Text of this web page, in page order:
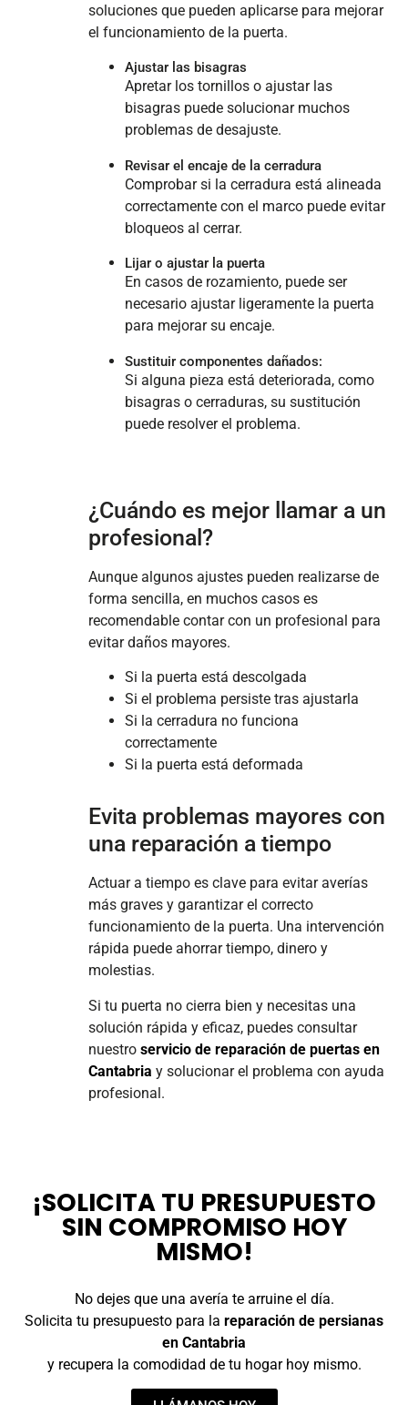
soluciones que pueden aplicarse para mejorar
el funcionamiento de la puerta.
Ajustar las bisagras
Apretar los tornillos o ajustar las
bisagras puede solucionar muchos
problemas de desajuste.
Revisar el encaje de la cerradura
Comprobar si la cerradura está alineada
correctamente con el marco puede evitar
bloqueos al cerrar.
Lijar o ajustar la puerta
En casos de rozamiento, puede ser
necesario ajustar ligeramente la puerta
para mejorar su encaje.
Sustituir componentes dañados:
Si alguna pieza está deteriorada, como
bisagras o cerraduras, su sustitución
puede resolver el problema.
¿Cuándo es mejor llamar a un
profesional?
Aunque algunos ajustes pueden realizarse de
forma sencilla, en muchos casos es
recomendable contar con un profesional para
evitar daños mayores.
Si la puerta está descolgada
Si el problema persiste tras ajustarla
Si la cerradura no funciona
correctamente
Si la puerta está deformada
Evita problemas mayores con
una reparación a tiempo
Actuar a tiempo es clave para evitar averías
más graves y garantizar el correcto
funcionamiento de la puerta. Una intervención
rápida puede ahorrar tiempo, dinero y
molestias.
Si tu puerta no cierra bien y necesitas una
solución rápida y eficaz, puedes consultar
nuestroservicio de reparación de puertas en
Cantabria y solucionar el problema con ayuda
profesional.
¡SOLICITA TU PRESUPUESTO
SIN COMPROMISO HOY
MISMO!
No dejes que una avería te arruine el día.
Solicita tu presupuesto para la reparación de persianas
en Cantabria
y recupera la comodidad de tu hogar hoy mismo.